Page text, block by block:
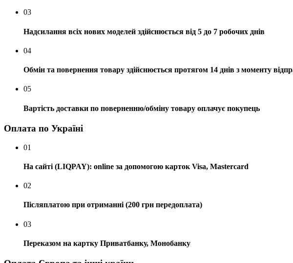
03
Надсилання всіх нових моделей здійснюється від 5 до 7 робочих днів
04
Обмін та повернення товару здійснюється протягом 14 днів з моменту
05
Вартість доставки по поверненню/обміну товару оплачує покупець
Оплата по Україні
01
На сайті (LIQPAY): online за допомогою карток Visa, Mastercard
02
Післяплатою при отриманні (200 грн передоплата)
03
Переказом на картку Приватбанку, Монобанку